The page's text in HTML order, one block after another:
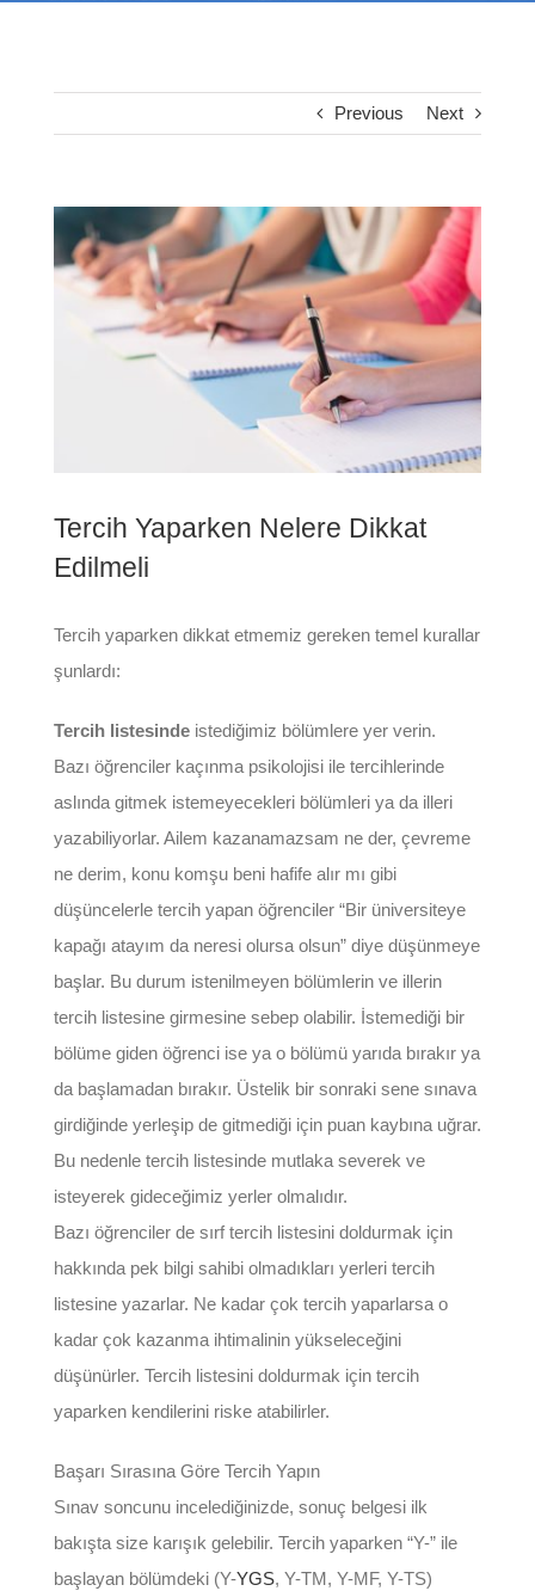
Previous Next
View
Larger
Image
Tercih Yaparken Nelere Dikkat
Edilmeli
Tercih yaparken dikkat etmemiz gereken temel kurallar
şunlardı:
Tercih listesindeistediğimiz bölümlere yer verin.
Bazı öğrenciler kaçınma psikolojisi ile tercihlerinde
aslında gitmek istemeyecekleri bölümleri ya da illeri
yazabiliyorlar. Ailem kazanamazsam ne der, çevreme
ne derim, konu komşu beni hafife alır mı gibi
düşüncelerle tercih yapan öğrenciler “Bir üniversiteye
kapağı atayım da neresi olursa olsun” diye düşünmeye
başlar. Bu durum istenilmeyen bölümlerin ve illerin
tercih listesine girmesine sebep olabilir. İstemediği bir
bölüme giden öğrenci ise ya o bölümü yarıda bırakır ya
da başlamadan bırakır. Üstelik bir sonraki sene sınava
girdiğinde yerleşip de gitmediği için puan kaybına uğrar.
Bu nedenle tercih listesinde mutlaka severek ve
isteyerek gideceğimiz yerler olmalıdır.
Bazı öğrenciler de sırf tercih listesini doldurmak için
hakkında pek bilgi sahibi olmadıkları yerleri tercih
listesine yazarlar. Ne kadar çok tercih yaparlarsa o
kadar çok kazanma ihtimalinin yükseleceğini
düşünürler. Tercih listesini doldurmak için tercih
yaparken kendilerini riske atabilirler.
Başarı Sırasına Göre Tercih Yapın
Sınav soncunu incelediğinizde, sonuç belgesi ilk
bakışta size karışık gelebilir. Tercih yaparken “Y-” ile
başlayan bölümdeki (Y-YGS, Y-TM, Y-MF, Y-TS)